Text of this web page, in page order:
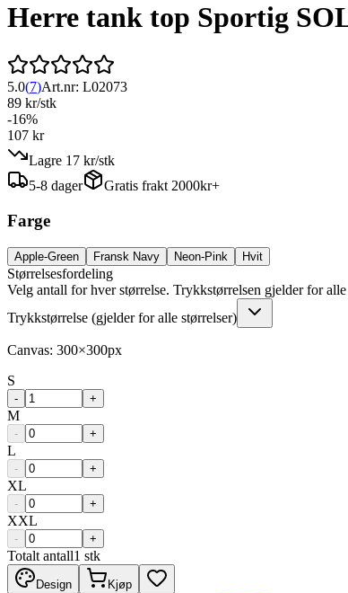
Herre tank top Sportig
5.0(7)Art.nr: L02073
89 kr/stk
-16%
107 kr
Lagre 17 kr/stk
5-8 dager
Gratis frakt 2000kr+
Farge
Apple-Green Fransk Navy Neon-Pink Hvit
Størrelsesfordeling
Velg antall for hver størrelse. Trykkstørrelsen gjelder for alle
Trykkstørrelse (gjelder for alle størrelser)
Canvas: 300×300px
S
- +
M
- +
L
- +
XL
- +
XXL
- +
Totalt antall1 stk
Design Kjøp